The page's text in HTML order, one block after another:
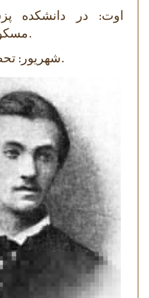
اوت: در دانشکده
مسکو ثبت نام می‌کند.
شهریور: تحصیل در دانشگاه.